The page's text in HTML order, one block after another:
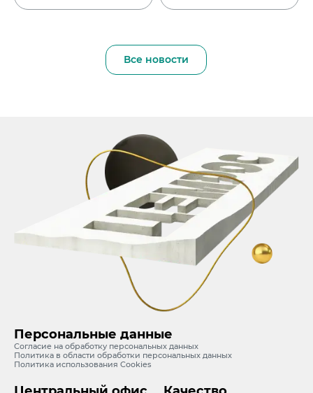
Все новости
Персональные данные
Согласие на обработку персональных данных
Политика в области обработки персональных данных
Политика использования Cookies